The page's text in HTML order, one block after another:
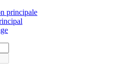
principale